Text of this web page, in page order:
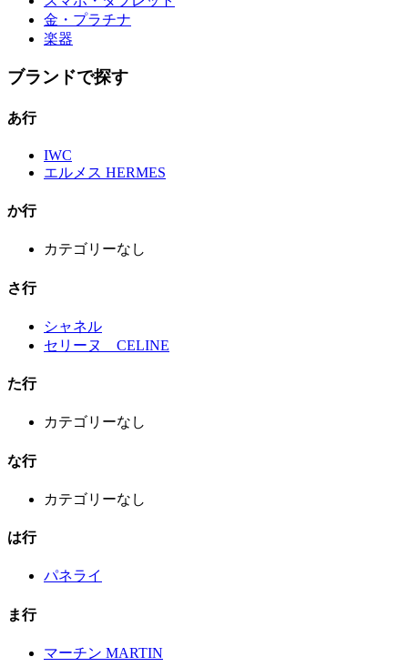
金・プラチナ
楽器
ブランドで探す
あ行
IWC
エルメス HERMES
か行
カテゴリーなし
さ行
シャネル
セリーヌ CELINE
た行
カテゴリーなし
な行
カテゴリーなし
は行
パネライ
ま行
マーチン MARTIN